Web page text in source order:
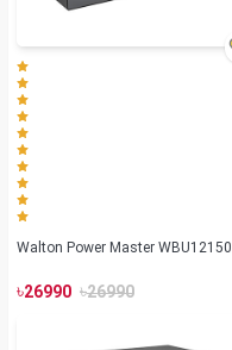
Walton Power Master WBU12150
৳26990 ৳26990